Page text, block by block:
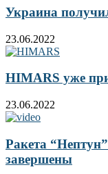
Украина
23.06.2022
HIMARS уже
23.06.2022
Ракета
завершены